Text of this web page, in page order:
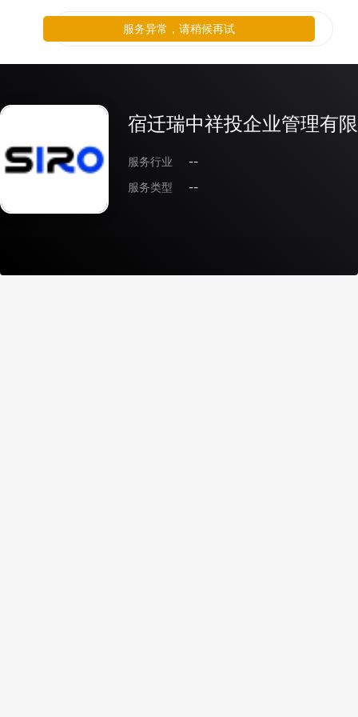
宿迁瑞中祥投企业管理有
服务行业
--
服务类型
--
服务异常，请稍候再试